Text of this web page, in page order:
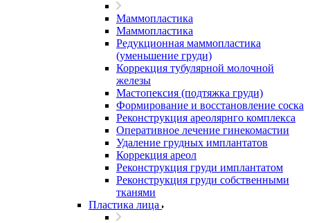
Маммопластика
Маммопластика
Редукционная маммопластика
(уменьшение груди)
Коррекция тубулярной молочной
железы
Мастопексия (подтяжка груди)
Формирование и восстановление соска
Реконструкция ареолярнго комплекса
Оперативное лечение гинекомастии
Удаление грудных имплантатов
Коррекция ареол
Реконструкция груди имплантатом
Реконструкция груди собственными
тканями
Пластика лица